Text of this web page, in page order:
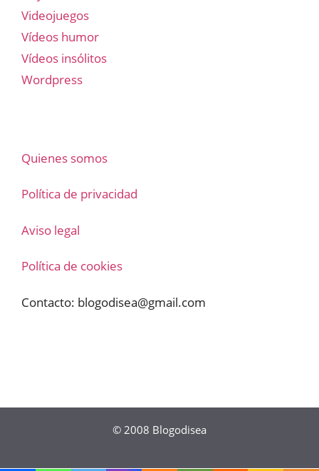
Videojuegos
Vídeos humor
Vídeos insólitos
Wordpress
Quienes somos
Política de privacidad
Aviso legal
Política de cookies
Contacto: blogodisea@gmail.com
© 2008 Blogodisea